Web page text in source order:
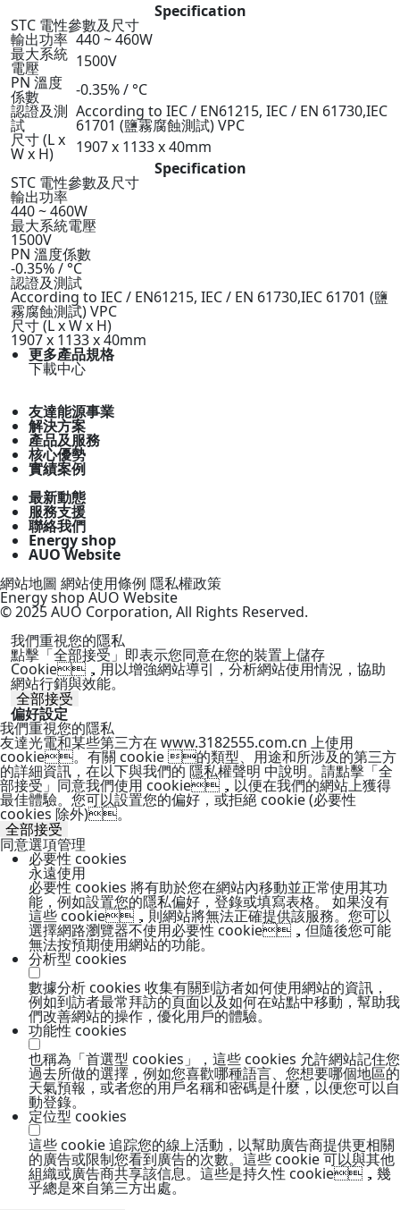
Specification
STC 電性參數及尺寸
輸出功率 440 ~ 460W
最大系統
電壓
1500V
PN 溫度
係數
-0.35% / °C
認證及測
試
According to IEC / EN61215, IEC / EN 61730,IEC
61701 (鹽霧腐蝕測試) VPC
尺寸 (L x
W x H)
1907 x 1133 x 40mm
Specification
STC 電性參數及尺寸
輸出功率
440 ~ 460W
最大系統電壓
1500V
PN 溫度係數
-0.35% / °C
認證及測試
According to IEC / EN61215, IEC / EN 61730,IEC 61701 (鹽
霧腐蝕測試) VPC
尺寸 (L x W x H)
1907 x 1133 x 40mm
更多產品規格
下載中心
友達能源事業
解決方案
產品及服務
核心優勢
實績案例
最新動態
服務支援
聯絡我們
Energy shop
AUO Website
網站地圖 網站使用條例 隱私權政策
Energy shop AUO Website
© 2025 AUO Corporation, All Rights Reserved.
我們重視您的隱私
點擊「全部接受」即表示您同意在您的裝置上儲存
Cookie，用以增強網站導引，分析網站使用情況，協助
網站行銷與效能。
全部接受
偏好設定
我們重視您的隱私
友達光電和某些第三方在 www.3182555.com.cn 上使用
cookie。有關 cookie 的類型、用途和所涉及的第三方
的詳細資訊，在以下與我們的 隱私權聲明 中說明。請點擊「全
部接受」同意我們使用 cookie，以便在我們的網站上獲得
最佳體驗。您可以設置您的偏好，或拒絕 cookie (必要性
cookies 除外)。
全部接受
同意選項管理
必要性 cookies
永遠使用
必要性 cookies 將有助於您在網站內移動並正常使用其功
能，例如設置您的隱私偏好，登錄或填寫表格。 如果沒有
這些 cookie，則網站將無法正確提供該服務。您可以
選擇網路瀏覽器不使用必要性 cookie，但隨後您可能
無法按預期使用網站的功能。
分析型 cookies
數據分析 cookies 收集有關到訪者如何使用網站的資訊，
例如到訪者最常拜訪的頁面以及如何在站點中移動，幫助我
們改善網站的操作，優化用戶的體驗。
功能性 cookies
也稱為「首選型 cookies」，這些 cookies 允許網站記住您
過去所做的選擇，例如您喜歡哪種語言、您想要哪個地區的
天氣預報，或者您的用戶名稱和密碼是什麼，以便您可以自
動登錄。
定位型 cookies
這些 cookie 追踪您的線上活動，以幫助廣告商提供更相關
的廣告或限制您看到廣告的次數。這些 cookie 可以與其他
組織或廣告商共享該信息。這些是持久性 cookie，幾
乎總是來自第三方出處。